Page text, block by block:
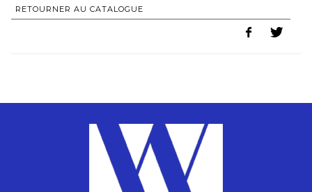
RETOURNER AU CATALOGUE